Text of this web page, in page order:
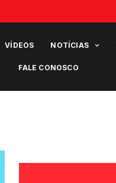
VÍDEOS NOTÍCIAS
FALE CONOSCO